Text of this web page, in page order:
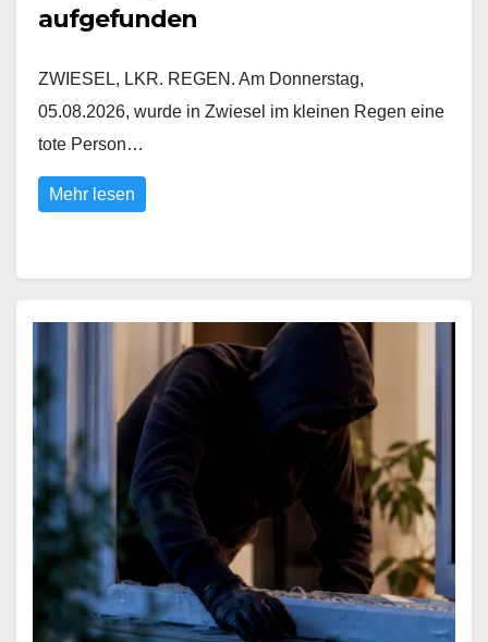
aufgefunden
ZWIESEL, LKR. REGEN. Am Donnerstag,
05.08.2026, wurde in Zwiesel im kleinen Regen eine
tote Person…
Mehr lesen